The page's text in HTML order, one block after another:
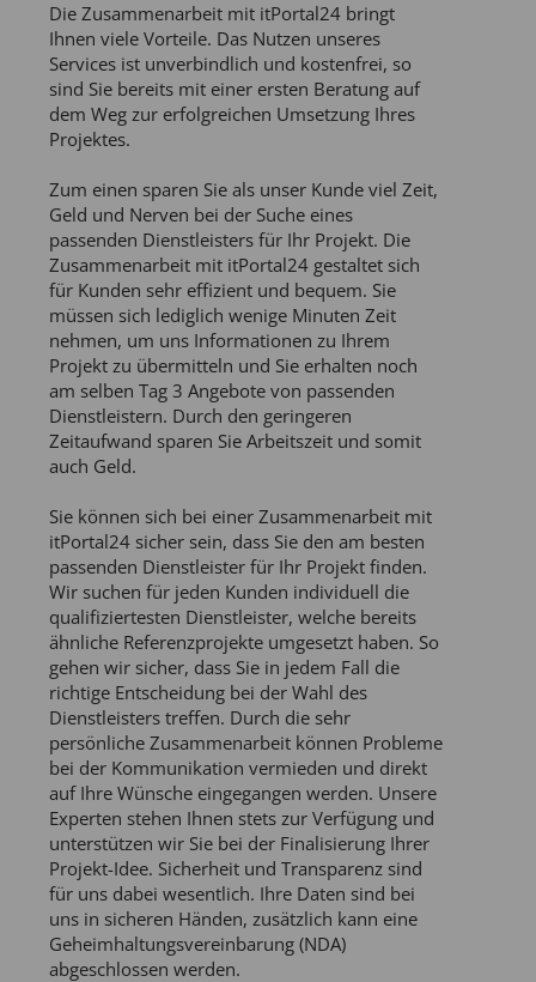
Die Zusammenarbeit mit itPortal24 bringt
Ihnen viele Vorteile. Das Nutzen unseres
Services ist unverbindlich und kostenfrei, so
sind Sie bereits mit einer ersten Beratung auf
dem Weg zur erfolgreichen Umsetzung Ihres
Projektes.
Zum einen sparen Sie als unser Kunde viel Zeit,
Geld und Nerven bei der Suche eines
passenden Dienstleisters für Ihr Projekt. Die
Zusammenarbeit mit itPortal24 gestaltet sich
für Kunden sehr effizient und bequem. Sie
müssen sich lediglich wenige Minuten Zeit
nehmen, um uns Informationen zu Ihrem
Projekt zu übermitteln und Sie erhalten noch
am selben Tag 3 Angebote von passenden
Dienstleistern. Durch den geringeren
Zeitaufwand sparen Sie Arbeitszeit und somit
auch Geld.
Sie können sich bei einer Zusammenarbeit mit
itPortal24 sicher sein, dass Sie den am besten
passenden Dienstleister für Ihr Projekt finden.
Wir suchen für jeden Kunden individuell die
qualifiziertesten Dienstleister, welche bereits
ähnliche Referenzprojekte umgesetzt haben. So
gehen wir sicher, dass Sie in jedem Fall die
richtige Entscheidung bei der Wahl des
Dienstleisters treffen. Durch die sehr
persönliche Zusammenarbeit können Probleme
bei der Kommunikation vermieden und direkt
auf Ihre Wünsche eingegangen werden. Unsere
Experten stehen Ihnen stets zur Verfügung und
unterstützen wir Sie bei der Finalisierung Ihrer
Projekt-Idee. Sicherheit und Transparenz sind
für uns dabei wesentlich. Ihre Daten sind bei
uns in sicheren Händen, zusätzlich kann eine
Geheimhaltungsvereinbarung (NDA)
abgeschlossen werden.